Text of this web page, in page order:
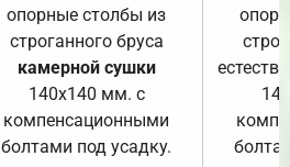
опорные столбы из
строганного бруса
камерной сушки
140х140 мм. с
компенсационными
болтами под усадку.